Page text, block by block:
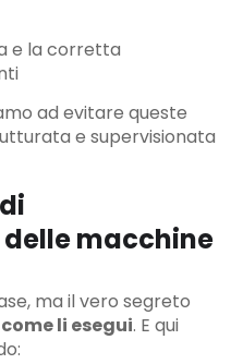
e la corretta
ad evitare queste
e supervisionata
delle macchine
ma il vero segreto
li esegui. E qui